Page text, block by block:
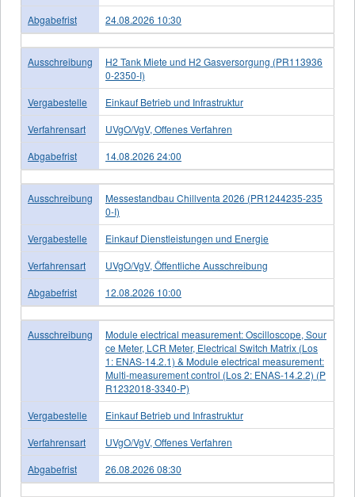
Abgabefrist
24.08.2026 10:30
Ausschreibung
H2 Tank Miete und H2 Gasversorgung (PR113936
0-2350-I)
Vergabestelle
Einkauf Betrieb und Infrastruktur
Verfahrensart
UVgO/VgV, Offenes Verfahren
Abgabefrist
14.08.2026 24:00
Ausschreibung
Messestandbau Chillventa 2026 (PR1244235-235
0-I)
Vergabestelle
Einkauf Dienstleistungen und Energie
Verfahrensart
UVgO/VgV, Öffentliche Ausschreibung
Abgabefrist
12.08.2026 10:00
Ausschreibung
Module electrical measurement: Oscilloscope, Sour
ce Meter, LCR Meter, Electrical Switch Matrix (Los
1: ENAS-14.2.1) & Module electrical measurement:
Multi-measurement control (Los 2: ENAS-14.2.2) (P
R1232018-3340-P)
Vergabestelle
Einkauf Betrieb und Infrastruktur
Verfahrensart
UVgO/VgV, Offenes Verfahren
Abgabefrist
26.08.2026 08:30